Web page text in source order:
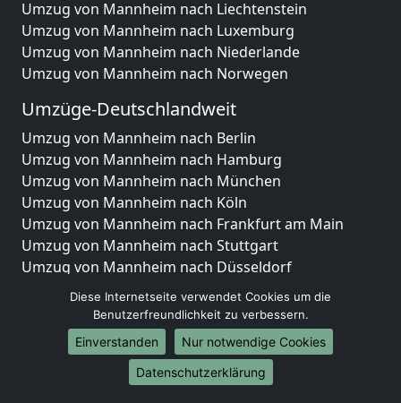
Umzug von Mannheim nach Liechtenstein
Umzug von Mannheim nach Luxemburg
Umzug von Mannheim nach Niederlande
Umzug von Mannheim nach Norwegen
Umzüge-Deutschlandweit
Umzug von Mannheim nach Berlin
Umzug von Mannheim nach Hamburg
Umzug von Mannheim nach München
Umzug von Mannheim nach Köln
Umzug von Mannheim nach Frankfurt am Main
Umzug von Mannheim nach Stuttgart
Umzug von Mannheim nach Düsseldorf
Umzug von Mannheim nach Leipzig
Umzug von Mannheim nach Dortmund
Umzug von Mannheim nach Essen
Umzug von Mannheim nach Bremen
Umzug von Mannheim nach Dresden
Diese Internetseite verwendet Cookies um die
Benutzerfreundlichkeit zu verbessern.
Einverstanden
Nur notwendige Cookies
Datenschutzerklärung